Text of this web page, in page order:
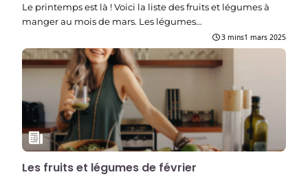
Le printemps est là ! Voici la liste des fruits et légumes à
manger au mois de mars. Les légumes…
3 mins1 mars 2025
Les fruits et légumes de février